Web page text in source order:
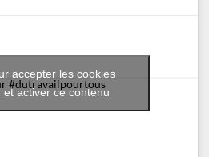
#dutravailpourtous
accepter les cookies
et activer ce contenu